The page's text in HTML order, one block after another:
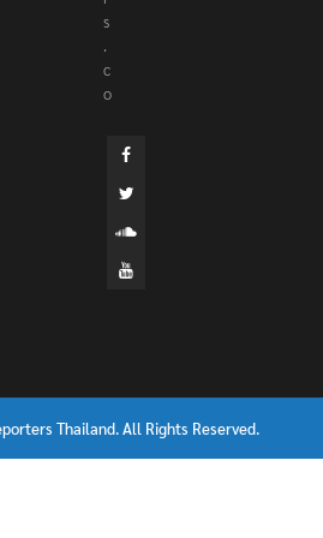
s
.
c
o
Thailand. All Rights Reserved.